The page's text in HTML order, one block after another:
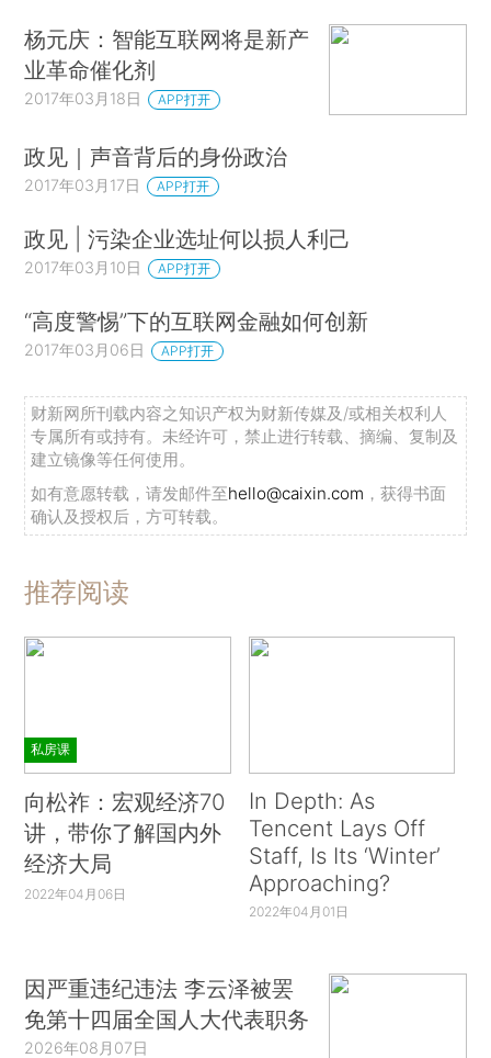
杨元庆：智能互联网将是新产
业革命催化剂
2017年03月18日 APP打开
政见｜声音背后的身份政治
2017年03月17日 APP打开
政见 | 污染企业选址何以损人利己
2017年03月10日 APP打开
“高度警惕”下的互联网金融如何创新
2017年03月06日 APP打开
财新网所刊载内容之知识产权为财新传媒及/或相关权利人
专属所有或持有。未经许可，禁止进行转载、摘编、复制及
建立镜像等任何使用。
如有意愿转载，请发邮件至hello@caixin.com ，获得书面
确认及授权后，方可转载。
推荐阅读
私房课
向松祚：宏观经济70
讲，带你了解国内外
经济大局
2022年04月06日
In Depth: As
Tencent Lays Off
Staff, Is Its ‘Winter’
Approaching?
2022年04月01日
因严重违纪违法 李云泽被罢
免第十四届全国人大代表职务
2026年08月07日